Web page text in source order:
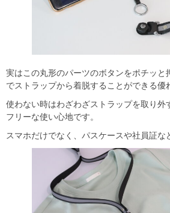
実はこの丸形のパーツのボタンをポチッと
でストラップから着脱することができる優
使わない時はわざわざストラップを取り外
フリーな使い心地です。
スマホだけでなく、パスケースや社員証